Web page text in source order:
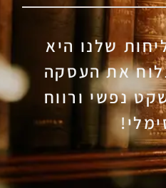
שלנו היא
את העסקה
נפשי ורווח